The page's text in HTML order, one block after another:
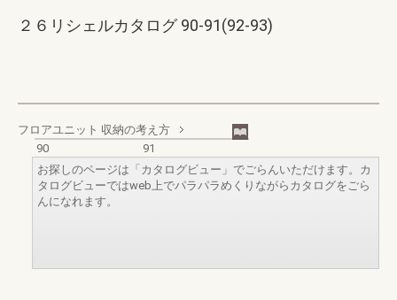
２６リシェルカタログ 90-91(92-93)
フロアユニット 収納の考え方
90
91
お探しのページは「カタログビュー」でごらんいただけます。カ
タログビューではweb上でパラパラめくりながらカタログをごら
んになれます。